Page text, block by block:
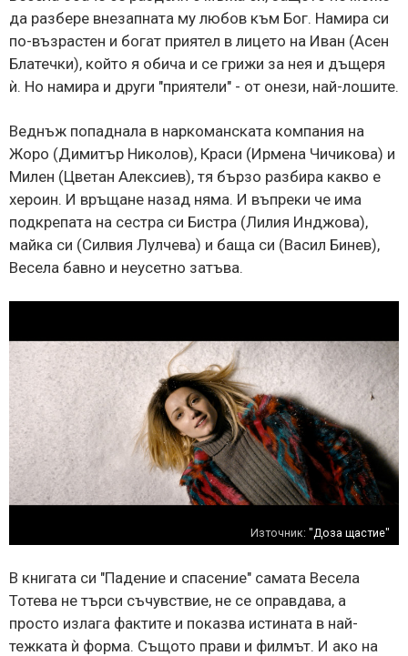
да разбере внезапната му любов към Бог. Намира си
по-възрастен и богат приятел в лицето на Иван (Асен
Блатечки), който я обича и се грижи за нея и дъщеря
ѝ. Но намира и други "приятели" - от онези, най-лошите.
Веднъж попаднала в наркоманската компания на
Жоро (Димитър Николов), Краси (Ирмена Чичикова) и
Милен (Цветан Алексиев), тя бързо разбира какво е
хероин. И връщане назад няма. И въпреки че има
подкрепата на сестра си Бистра (Лилия Инджова),
майка си (Силвия Лулчева) и баща си (Васил Бинев),
Весела бавно и неусетно затъва.
Източник: "Доза щастие"
В книгата си "Падение и спасение" самата Весела
Тотева не търси съчувствие, не се оправдава, а
просто излага фактите и показва истината в най-
тежката ѝ форма. Същото прави и филмът. И ако на